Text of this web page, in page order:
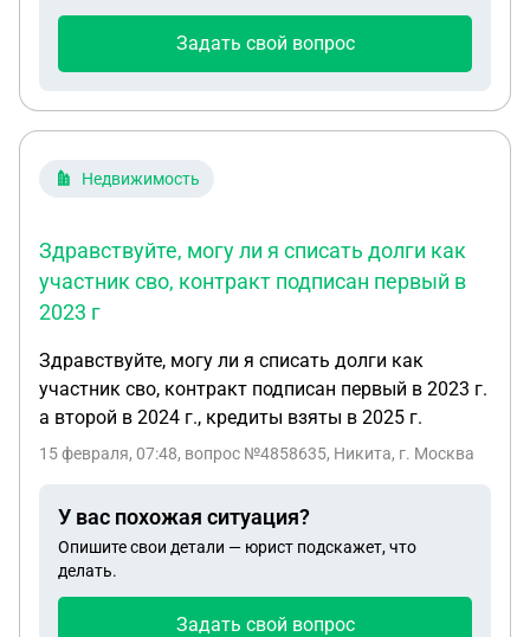
Задать свой вопрос
Недвижимость
Здравствуйте, могу ли я списать долги как
участник сво, контракт подписан первый в
2023 г
Здравствуйте, могу ли я списать долги как
участник сво, контракт подписан первый в 2023 г.
а второй в 2024 г., кредиты взяты в 2025 г.
15 февраля, 07:48, вопрос №4858635, Никита, г. Москва
У вас похожая ситуация?
Опишите свои детали — юрист подскажет, что
делать.
Задать свой вопрос